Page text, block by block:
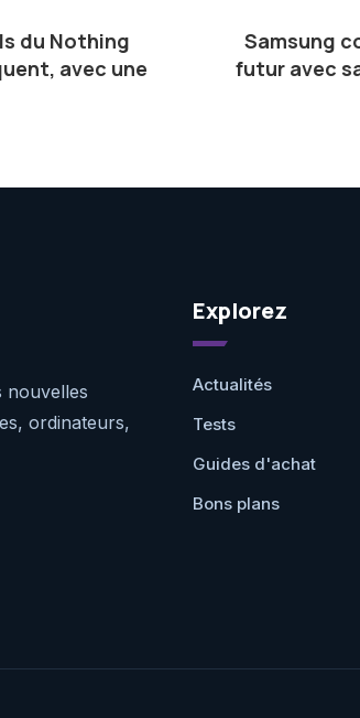
me permet de présenter aux
nous réserve.
du Nothing
avec une
Samsung
futur avec
nouvelles
ordinateurs,
Explorez
Actualités
Tests
Guides d'achat
Bons plans